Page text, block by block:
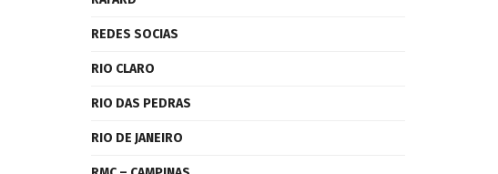
REDES SOCIAS
RIO CLARO
RIO DAS PEDRAS
RIO DE JANEIRO